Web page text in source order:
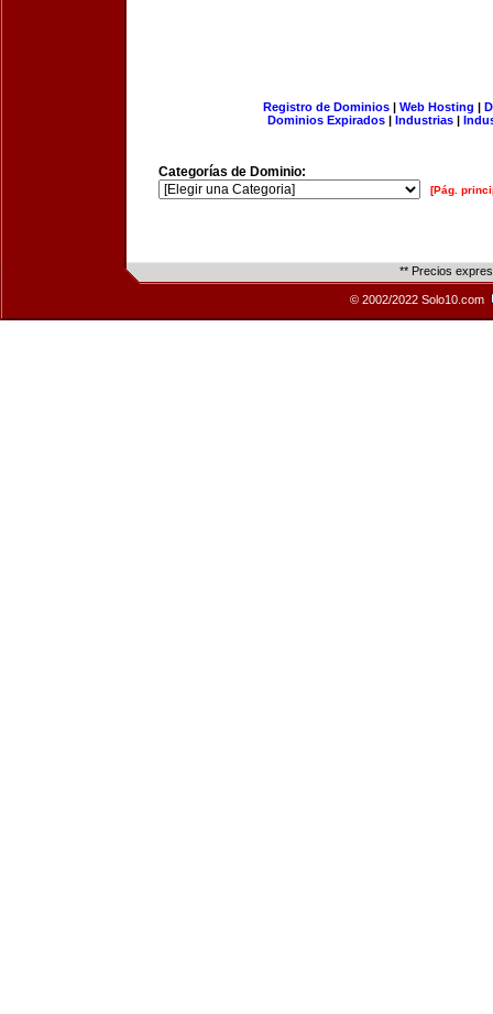
Registro de Dominios| Web Hosting |
Dominios Expirados | Industrias |
Categorías de Dominio:
[Pág.
** Precios
© 2002/2022 Solo10.com